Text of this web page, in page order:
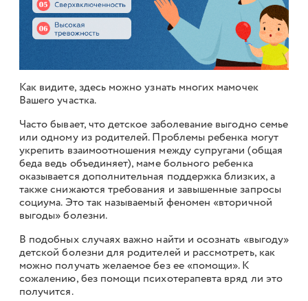
Как видите, здесь можно узнать многих мамочек
Вашего участка.
Часто бывает, что детское заболевание выгодно семье
или одному из родителей. Проблемы ребенка могут
укрепить взаимоотношения между супругами (общая
беда ведь объединяет), маме больного ребенка
оказывается дополнительная поддержка близких, а
также снижаются требования и завышенные запросы
социума. Это так называемый феномен «вторичной
выгоды» болезни.
В подобных случаях важно найти и осознать «выгоду»
детской болезни для родителей и рассмотреть, как
можно получать желаемое без ее «помощи». К
сожалению, без помощи психотерапевта вряд ли это
получится.